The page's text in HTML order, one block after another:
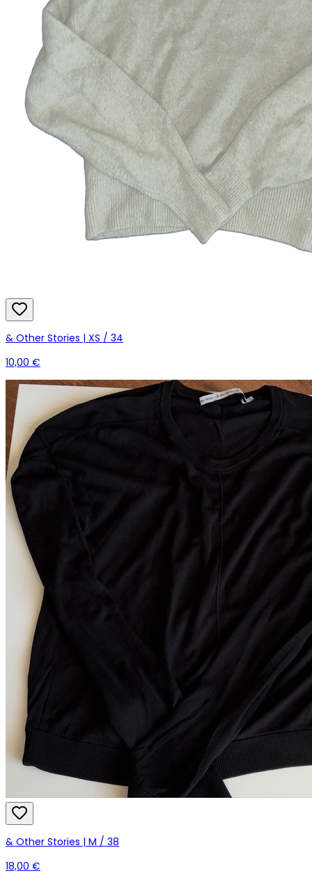
& Other Stories | XS / 34
10,00 €
& Other Stories | M / 38
18,00 €